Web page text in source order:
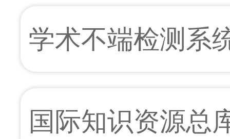
学术不端检测系
国际知识资源总